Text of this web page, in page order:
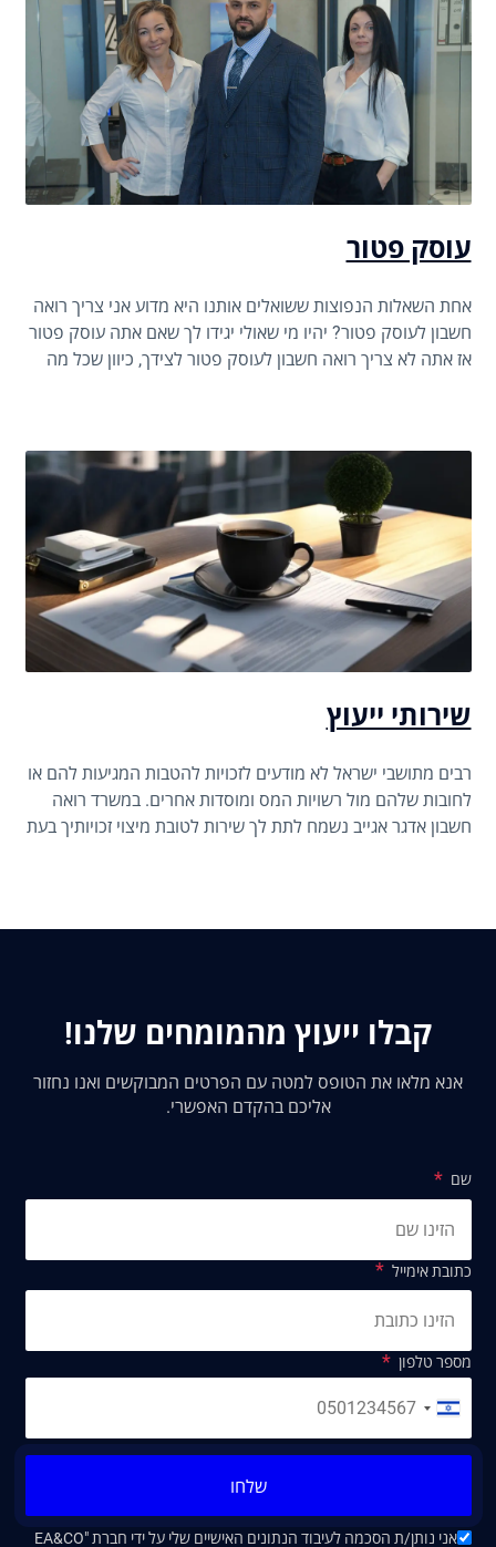
עוסק פטור
אחת השאלות הנפוצות ששואלים אותנו היא מדוע אני צריך רואה
חשבון לעוסק פטור? יהיו מי שאולי יגידו לך שאם אתה עוסק פטור
אז אתה לא צריך רואה חשבון לעוסק פטור לצידך, כיוון שכל מה
שירותי ייעוץ
רבים מתושבי ישראל לא מודעים לזכויות להטבות המגיעות להם או
לחובות שלהם מול רשויות המס ומוסדות אחרים. במשרד רואה
חשבון אדגר אגייב נשמח לתת לך שירות לטובת מיצוי זכויותיך בעת
קבלו ייעוץ מהמומחים שלנו!
אנא מלאו את הטופס למטה עם הפרטים המבוקשים ואנו נחזור
אליכם בהקדם האפשרי.
שם
כתובת אימייל
מספר טלפון
שלחו
אני נותן/ת הסכמה לעיבוד הנתונים האישיים שלי על ידי חברת "EA&CO